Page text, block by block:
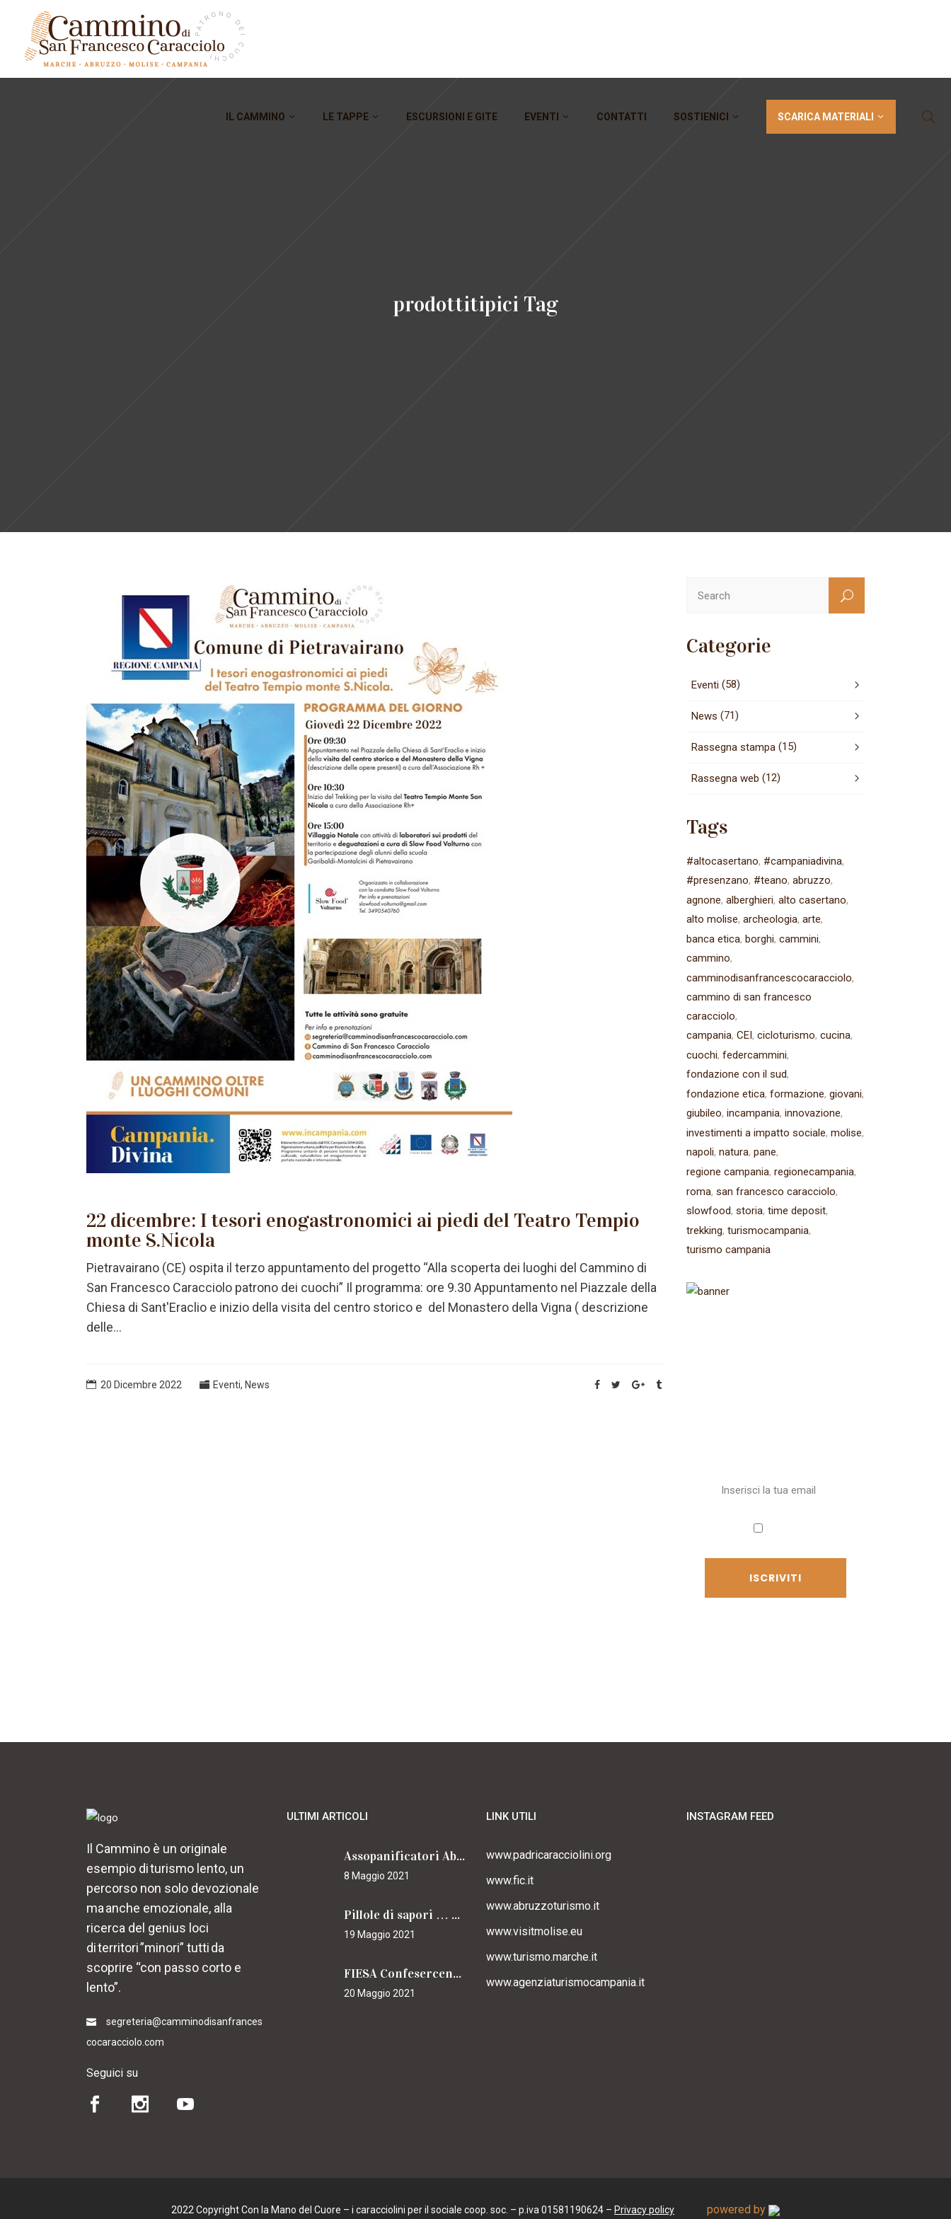
IL CAMMINO LE TAPPE ESCURSIONI E GITE EVENTI CONTATTI SOSTIENICI SCARICA MATERIALI
prodottitipici Tag
22 dicembre: I tesori enogastronomici ai piedi del Teatro Tempio
monte S.Nicola
Pietravairano (CE) ospita il terzo appuntamento del progetto “Alla scoperta dei luoghi del Cammino di
San Francesco Caracciolo patrono dei cuochi” Il programma: ore 9.30 Appuntamento nel Piazzale della
Chiesa di Sant'Eraclio e inizio della visita del centro storico e del Monastero della Vigna ( descrizione
delle...
20 Dicembre 2022 Eventi, News
Categorie
Eventi (58)
News (71)
Rassegna stampa(15)
Rassegna web (12)
Tags
#altocasertano #campaniadivina
#presenzano #teano abruzzo
agnone alberghieri alto casertano
alto molise archeologia arte
banca etica borghi cammini
cammino
camminodisanfrancescocaracciolo
cammino di san francesco
caracciolo
campania CEI cicloturismo cucina
cuochi federcammini
fondazione con il sud
fondazione etica formazione giovani
giubileo incampania innovazione
investimenti a impatto sociale molise
napoli natura pane
regione campania regionecampania
roma san francesco caracciolo
slowfood storia time deposit
trekking turismocampania
turismo campania
Il Cammino è un originale
esempio di turismo lento, un
percorso non solo devozionale
ma anche emozionale, alla
ricerca del genius loci
di territori ”minori” tutti da
scoprire “con passo corto e
lento”.
segreteria@camminodisanfrances
cocaracciolo.com
Seguici su
ULTIMI ARTICOLI
Assopanificatori Abruzzo e Molise insieme per il Cammino
8 Maggio 2021
Pillole di sapori … caracciolini
19 Maggio 2021
FIESA Confesercenti Campania per il Cammino
20 Maggio 2021
LINK UTILI
www.padricaracciolini.org
www.fic.it
www.abruzzoturismo.it
www.visitmolise.eu
www.turismo.marche.it
www.agenziaturismocampania.it
INSTAGRAM FEED
2022 Copyright Con la Mano del Cuore – i caracciolini per il sociale coop. soc. – p.iva 01581190624 – Privacy policy powered by